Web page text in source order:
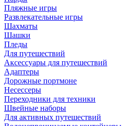
Пляжные игры
Развлекательные игры
Шахматы
Шашки
Пледы
Для путешествий
Аксессуары для путешествий
Адаптеры
Дорожные портмоне
Несессеры
Переходники для техники
Швейные наборы
Для активных путешествий